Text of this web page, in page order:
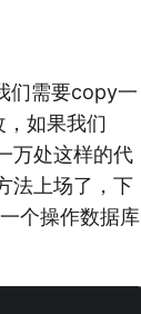
们需要copy一
如果我们
万处这样的代
法上场了，下
个操作数据库